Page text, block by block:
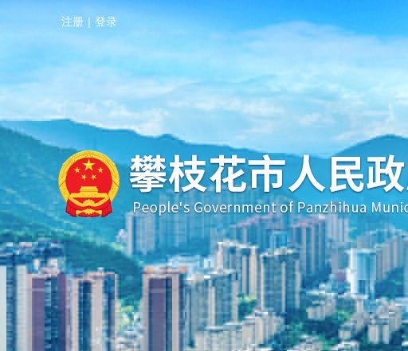
注册 | 登录